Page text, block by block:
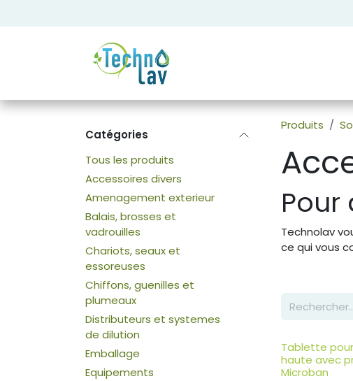
Catégories
Tous les produits
Accessoires divers
Amenagement exterieur
Balais, brosses et
vadrouilles
Chariots, seaux et
essoreuses
Chiffons, guenilles et
plumeaux
Distributeurs et systemes
de dilution
Emballage
Equipements
Produits
Technolav
ce qui vous
Tablette
haute avec
Microban